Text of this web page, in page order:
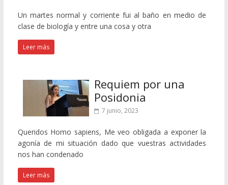
Un martes normal y corriente fui al baño en medio de
clase de biología y entre una cosa y otra
Leer más
Requiem por una
Posidonia
7 junio, 2023
Queridos Homo sapiens, Me veo obligada a exponer la
agonía de mi situación dado que vuestras actividades
nos han condenado
Leer más